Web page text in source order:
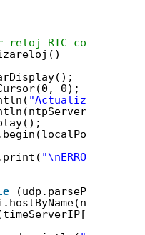
RTC con datos
0);
"Actualizando RTC"
==
"\nERROR PUERTO
== 0)